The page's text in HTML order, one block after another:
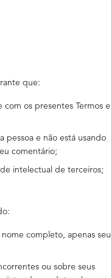
que:
os presentes Termos e
e não está usando
comentário;
intelectual de terceiros;
completo, apenas seu
ou sobre seus